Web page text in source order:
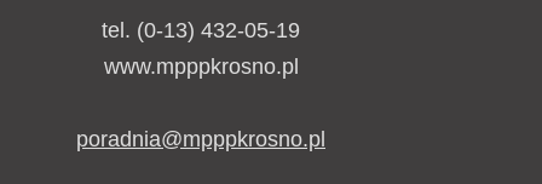
tel. (0-13) 432-05-19
www.mpppkrosno.pl
poradnia@mpppkrosno.pl